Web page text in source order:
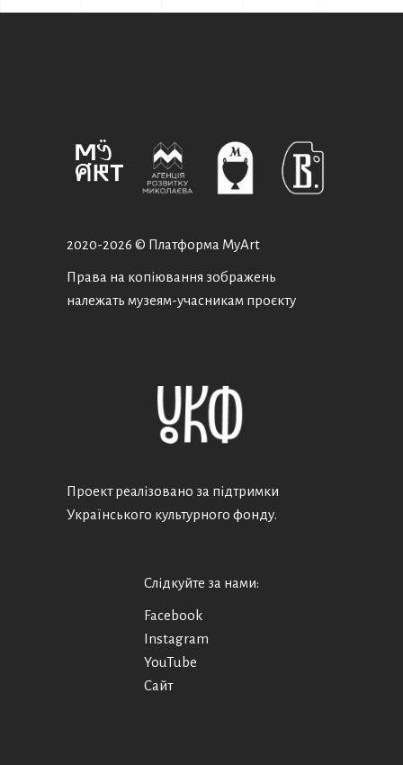
2020-2026 © Платформа MyArt
Права на копіювання зображень
належать музеям-учасникам проєкту
Проект реалізовано за підтримки
Українського культурного фонду.
Слідкуйте за нами:
Facebook
Instagram
YouTube
Сайт